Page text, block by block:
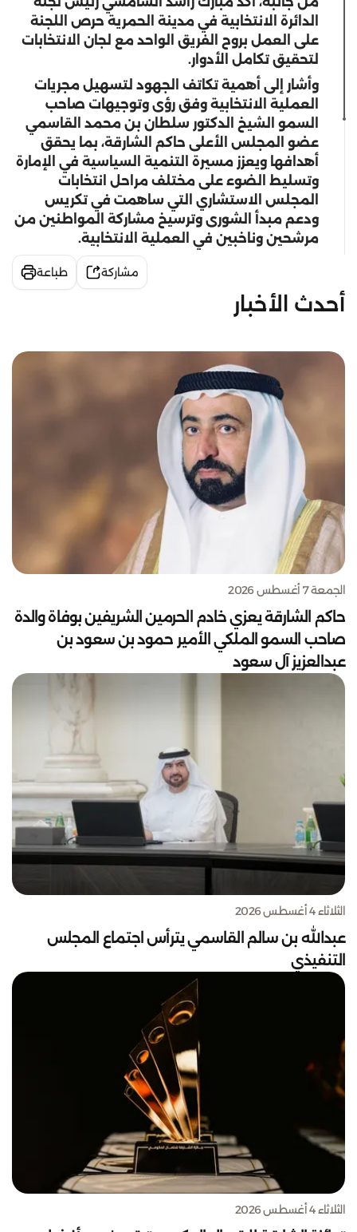
الدائرة الانتخابية في مدينة الحمرية حرص اللجنة
على العمل بروح الفريق الواحد مع لجان الانتخابات
لتحقيق تكامل الأدوار.
وأشار إلى أهمية تكاتف الجهود لتسهيل مجريات
العملية الانتخابية وفق رؤى وتوجيهات صاحب
السمو الشيخ الدكتور سلطان بن محمد القاسمي
عضو المجلس الأعلى حاكم الشارقة، بما يحقق
أهدافها ويعزز مسيرة التنمية السياسية في الإمارة
وتسليط الضوء على مختلف مراحل انتخابات
المجلس الاستشاري التي ساهمت في تكريس
ودعم مبدأ الشورى وترسيخ مشاركة المواطنين من
مرشحين وناخبين في العملية الانتخابية.
مشاركة طباعة
أحدث الأخبار
الجمعة 7 أغسطس 2026
حاكم الشارقة يعزي خادم الحرمين الشريفين بوفاة والدة
صاحب السمو الملكي الأمير حمود بن سعود بن
عبدالعزيز آل سعود
الثلاثاء 4 أغسطس 2026
عبدالله بن سالم القاسمي يترأس اجتماع المجلس
التنفيذي
الثلاثاء 4 أغسطس 2026